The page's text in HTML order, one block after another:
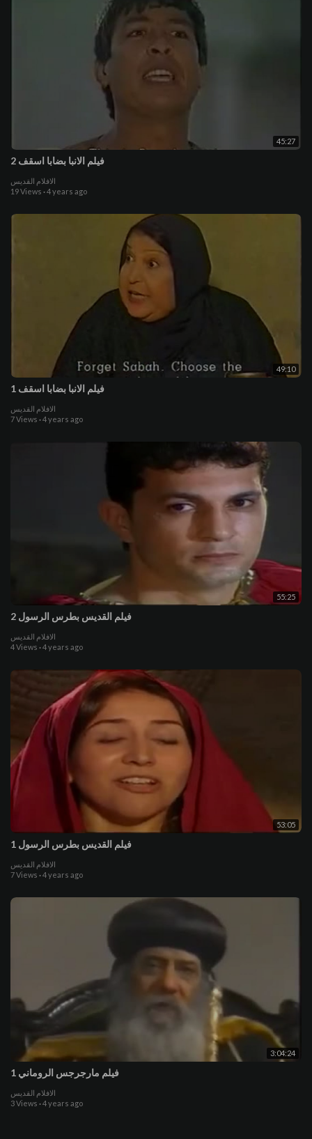
45:27
فيلم الانبا بضابا اسقف 2
الافلام القديس
19 Views ·4 years ago
49:10
فيلم الانبا بضابا اسقف 1
الافلام القديس
7 Views ·4 years ago
55:25
فيلم القديس بطرس الرسول 2
الافلام القديس
4 Views ·4 years ago
53:05
فيلم القديس بطرس الرسول 1
الافلام القديس
7 Views ·4 years ago
3:04:24
فيلم مارجرجس الروماني 1
الافلام القديس
3 Views ·4 years ago